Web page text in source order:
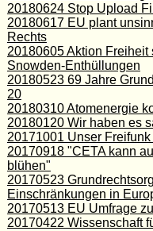
20180624 Stop Upload
20180617 EU plant
Rechts
20180605 Aktion Freiheit
Snowden-Enthüllungen
20180523 69 Jahre
20
20180310 Atomenergie
20180120 Wir haben es
20171001 Unser
20170918 "CETA kann
blühen"
20170523
Einschränkungen in
20170513 EU Umfrage
20170422 Wissenschaft